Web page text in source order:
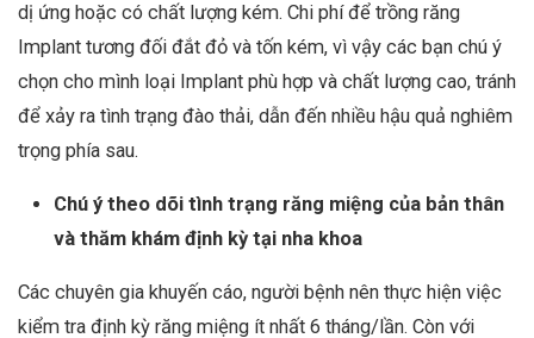
dị ứng hoặc có chất lượng kém. Chi phí để trồng răng
Implant tương đối đắt đỏ và tốn kém, vì vậy các bạn chú ý
chọn cho mình loại Implant phù hợp và chất lượng cao, tránh
để xảy ra tình trạng đào thải, dẫn đến nhiều hậu quả nghiêm
trọng phía sau.
Chú ý theo dõi tình trạng răng miệng của bản thân
và thăm khám định kỳ tại nha khoa
Các chuyên gia khuyến cáo, người bệnh nên thực hiện việc
kiểm tra định kỳ răng miệng ít nhất 6 tháng/lần. Còn với